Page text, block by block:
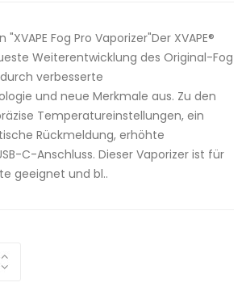
Fog Pro Vaporizer"Der XVAPE®
Weiterentwicklung des Original-Fog
verbesserte
und neue Merkmale aus. Zu den
Temperatureinstellungen, ein
Rückmeldung, erhöhte
C-Anschluss. Dieser Vaporizer ist für
geeignet und bl..